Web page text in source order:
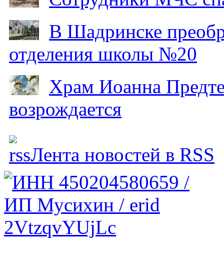
В Шадринске
отделения школы №20
Храм Иоанна
возрождается
Лента новостей в RSS